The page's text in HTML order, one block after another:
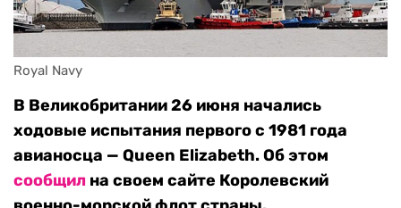
Royal Navy
В Великобритании 26 июня начались
ходовые испытания первого с 1981 года
авианосца — Queen Elizabeth. Об этом
сообщил на своем сайте Королевский